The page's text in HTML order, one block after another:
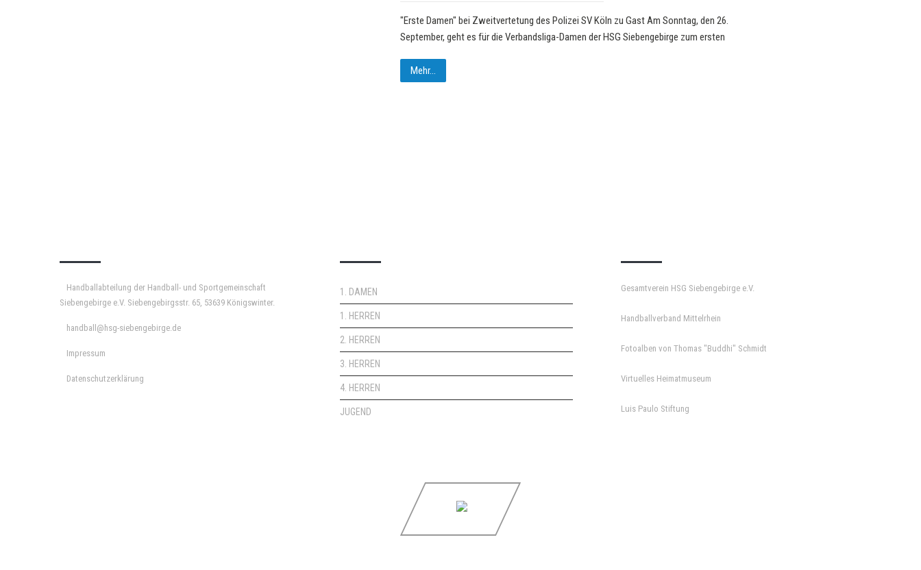
"Erste Damen" bei Zweitvertetung des Polizei SV Köln zu Gast Am Sonntag, den 26.
September, geht es für die Verbandsliga-Damen der HSG Siebengebirge zum ersten
Mehr...
Handballabteilung der Handball- und Sportgemeinschaft
Siebengebirge e.V. Siebengebirgsstr. 65, 53639 Königswinter.
handball@hsg-siebengebirge.de
Impressum
Datenschutzerklärung
1. DAMEN
1. HERREN
2. HERREN
3. HERREN
4. HERREN
JUGEND
Gesamtverein HSG Siebengebirge e.V.
Handballverband Mittelrhein
Fotoalben von Thomas "Buddhi" Schmidt
Virtuelles Heimatmuseum
Luis Paulo Stiftung